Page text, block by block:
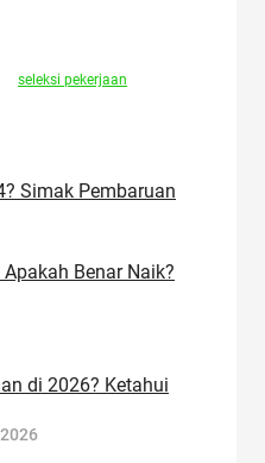
seleksi pekerjaan
Simak Pembaruan
Benar Naik?
di 2026? Ketahui